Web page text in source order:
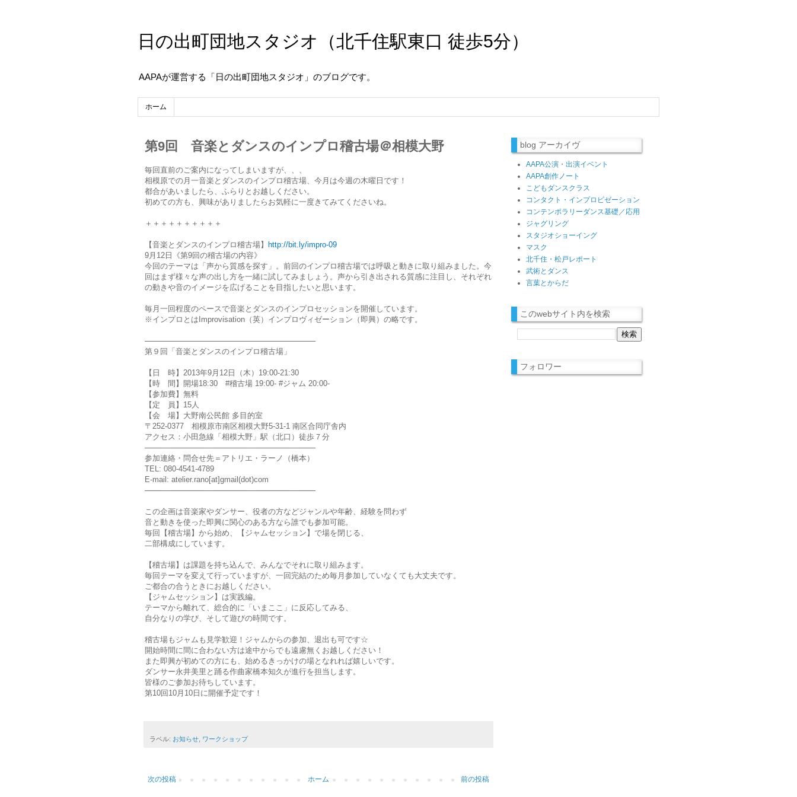
日の出町団地スタジオ（北千住駅東口 徒歩5分）
AAPAが運営する「日の出町団地スタジオ」のブログです。
ホーム
第9回 音楽とダンスのインプロ稽古場＠相模大野
毎回直前のご案内になってしまいますが、、、
相模原での月一音楽とダンスのインプロ稽古場、今月は今週の木曜日です！
都合があいましたら、ふらりとお越しください。
初めての方も、興味がありましたらお気軽に一度きてみてくださいね。
＋＋＋＋＋＋＋＋＋＋
【音楽とダンスのインプロ稽古場】
http://bit.ly/impro-09
9月12日《第9回の稽古場の内容》
今回のテーマは「声から質感を探す」。前回のインプロ稽古場では呼吸と動きに取り組みました。今
回はまず様々な声の出し方を一緒に試してみましょう。声から引き出される質感に注目し、それぞれ
の動きや音のイメージを広げることを目指したいと思います。
毎月一回程度のペースで音楽とダンスのインプロセッションを開催しています。
※インプロとはImprovisation（英）インプロヴィゼーション（即興）の略です。
────────────────────────────────
第９回「音楽とダンスのインプロ稽古場」
【日 時】2013年9月12日（木）19:00-21:30
【時 間】開場18:30 #稽古場 19:00- #ジャム 20:00-
【参加費】無料
【定 員】15人
【会 場】大野南公民館 多目的室
〒252-0377 相模原市南区相模大野5-31-1 南区合同庁舎内
アクセス：小田急線「相模大野」駅（北口）徒歩７分
────────────────────────────────
参加連絡・問合せ先＝アトリエ・ラーノ（橋本）
TEL: 080-4541-4789
E-mail: atelier.rano[at]gmail(dot)com
────────────────────────────────
この企画は音楽家やダンサー、役者の方などジャンルや年齢、経験を問わず
音と動きを使った即興に関心のある方なら誰でも参加可能。
毎回【稽古場】から始め、【ジャムセッション】で場を閉じる、
二部構成にしています。
【稽古場】は課題を持ち込んで、みんなでそれに取り組みます。
毎回テーマを変えて行っていますが、一回完結のため毎月参加していなくても大丈夫です。
ご都合の合うときにお越しください。
【ジャムセッション】は実践編。
テーマから離れて、総合的に「いまここ」に反応してみる、
自分なりの学び、そして遊びの時間です。
稽古場もジャムも見学歓迎！ジャムからの参加、退出も可です☆
開始時間に間に合わない方は途中からでも遠慮無くお越しください！
また即興が初めての方にも、始めるきっかけの場となれれば嬉しいです。
ダンサー永井美里と踊る作曲家橋本知久が進行を担当します。
皆様のご参加お待ちしています。
第10回10月10日に開催予定です！
ラベル: お知らせ ワークショップ
次の投稿 前の投稿
ホーム
blog アーカイヴ
AAPA公演・出演イベント
AAPA創作ノート
こどもダンスクラス
コンタクト・インプロビゼーション
コンテンポラリーダンス基礎／応用
ジャグリング
スタジオショーイング
マスク
北千住・松戸レポート
武術とダンス
言葉とからだ
このwebサイト内を検索
フォロワー